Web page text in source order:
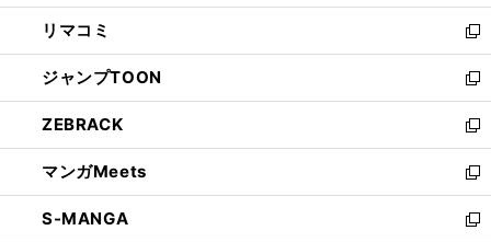
ウ
で
開
く
ン
ド
ウ
で
開
く
ウ
ィ
ン
ド
ウ
で
開
く
し
い
ウ
ィ
ン
ド
ウ
で
開
く
リマコミ
新
し
い
ウ
ィ
ン
ド
ウ
で
ジャンプTOON
新
し
い
ウ
ィ
ン
ド
ZEBRACK
新
し
い
ウ
ィ
マンガMeets
新
し
い
S-MANGA
新